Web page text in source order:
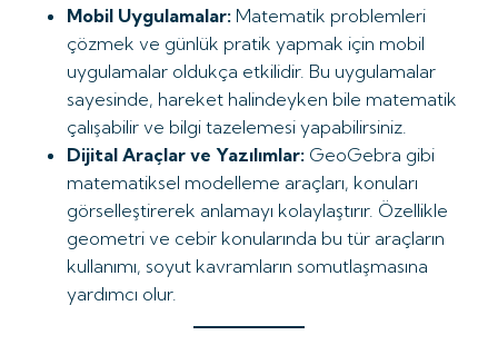
Mobil Uygulamalar: Matematik problemleri
çözmek ve günlük pratik yapmak için mobil
uygulamalar oldukça etkilidir. Bu uygulamalar
sayesinde, hareket halindeyken bile matematik
çalışabilir ve bilgi tazelemesi yapabilirsiniz.
Dijital Araçlar ve Yazılımlar: GeoGebra gibi
matematiksel modelleme araçları, konuları
görselleştirerek anlamayı kolaylaştırır. Özellikle
geometri ve cebir konularında bu tür araçların
kullanımı, soyut kavramların somutlaşmasına
yardımcı olur.